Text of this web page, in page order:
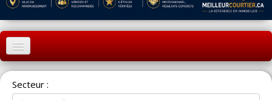
ACCUEIL
MONTRÉAL
Secteur :